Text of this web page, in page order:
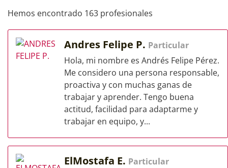
Hemos encontrado 163 profesionales
Andres Felipe P. Particular
Hola, mi nombre es Andrés Felipe Pérez.
Me considero una persona responsable,
proactiva y con muchas ganas de
trabajar y aprender. Tengo buena
actitud, facilidad para adaptarme y
trabajar en equipo, y...
ElMostafa E. Particular